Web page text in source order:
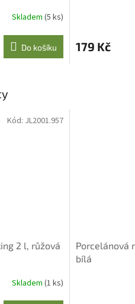
Skladem (5 ks)
Do košíku 179 Kč
2 l, růžová
Skladem (1 ks)
Kód: JL2001.957
Porcelánová
bílá